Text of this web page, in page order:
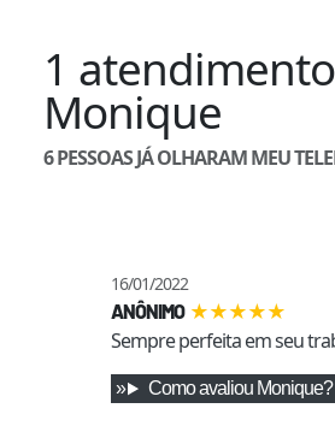
1 atendimento
Monique
6PESSOAS JÁ OLHARAM MEU
16/01/2022
ANÔNIMO ★★★★★
Sempre perfeita em seu
Comoavaliou Monique?